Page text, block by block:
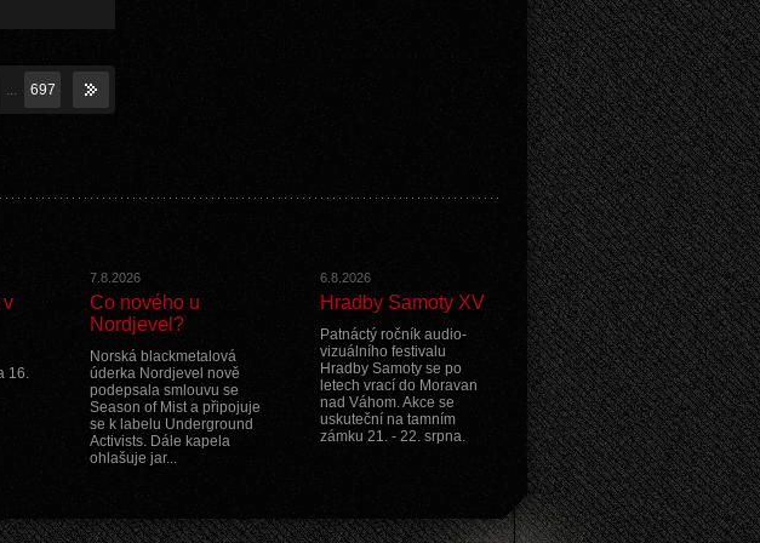
... 697
v
16.
7.8.2026
Co nového u
Nordjevel?
Norská blackmetalová
úderka Nordjevel nově
podepsala smlouvu se
Season of Mist a připojuje
se k labelu Underground
Activists. Dále kapela
ohlašuje jar...
6.8.2026
Hradby Samoty XV
Patnáctý ročník audio-
vizuálního festivalu
Hradby Samoty se po
letech vrací do Moravan
nad Váhom. Akce se
uskuteční na tamním
zámku 21. - 22. srpna.